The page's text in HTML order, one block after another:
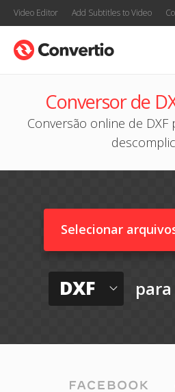
Video Editor Add Subtitles to Video
Conversor de
Conversão online de DXF
Selecionar
DXF para